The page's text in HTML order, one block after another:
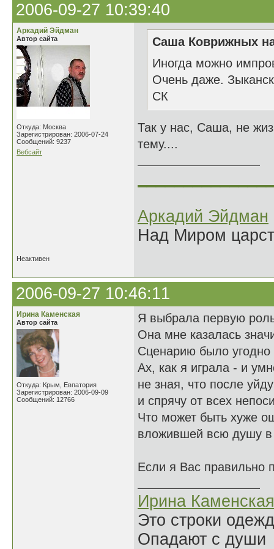
2006-09-27 10:39:40
Аркадий Эйдман
Автор сайта
Откуда: Москва
Зарегистрирован: 2006-07-24
Сообщений: 9237
Вебсайт
Саша Коврижных
Иногда можно
Очень даже.
СК
Так у нас, Саша, не
тему....
Аркадий Эйдман
Над Миром
Неактивен
2006-09-27 10:46:11
Ирина Каменская
Автор сайта
Откуда: Крым, Евпатория
Зарегистрирован: 2006-09-09
Сообщений: 12766
Я выбрала первую
Она мне казалась
Сценарию было угодно
Ах, как я играла - и
не зная, что после
и спрячу от всех
Что может быть хуже
вложившей всю душу в
Если я Вас правильно
Ирина Каменская
Это строки
Опадают с души